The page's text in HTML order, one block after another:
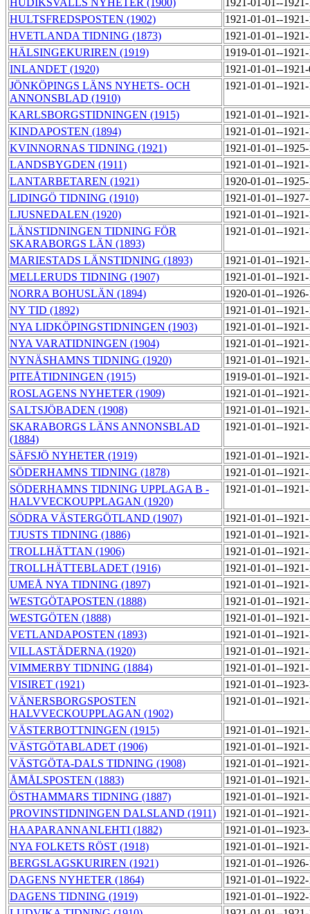
HUDIKSVALLS NYHETER (1900)
1921-01-01--
HULTSFREDSPOSTEN (1902)
1921-01-01--
HVETLANDA TIDNING (1873)
1921-01-01--
HÄLSINGEKURIREN (1919)
1919-01-01--
INLANDET (1920)
1921-01-01--
JÖNKÖPINGS LÄNS NYHETS- OCH
ANNONSBLAD (1910)
1921-01-01--
KARLSBORGSTIDNINGEN (1915)
1921-01-01--
KINDAPOSTEN (1894)
1921-01-01--
KVINNORNAS TIDNING (1921)
1921-01-01--
LANDSBYGDEN (1911)
1921-01-01--
LANTARBETAREN (1921)
1920-01-01--
LIDINGÖ TIDNING (1910)
1921-01-01--
LJUSNEDALEN (1920)
1921-01-01--
LÄNSTIDNINGEN TIDNING FÖR
SKARABORGS LÄN (1893)
1921-01-01--
MARIESTADS LÄNSTIDNING (1893)
1921-01-01--
MELLERUDS TIDNING (1907)
1921-01-01--
NORRA BOHUSLÄN (1894)
1920-01-01--
NY TID (1892)
1921-01-01--
NYA LIDKÖPINGSTIDNINGEN (1903)
1921-01-01--
NYA VARATIDNINGEN (1904)
1921-01-01--
NYNÄSHAMNS TIDNING (1920)
1921-01-01--
PITEÅTIDNINGEN (1915)
1919-01-01--
ROSLAGENS NYHETER (1909)
1921-01-01--
SALTSJÖBADEN (1908)
1921-01-01--
SKARABORGS LÄNS ANNONSBLAD
(1884)
1921-01-01--
SÄFSJÖ NYHETER (1919)
1921-01-01--
SÖDERHAMNS TIDNING (1878)
1921-01-01--
SÖDERHAMNS TIDNING UPPLAGA B -
HALVVECKOUPPLAGAN (1920)
1921-01-01--
SÖDRA VÄSTERGÖTLAND (1907)
1921-01-01--
TJUSTS TIDNING (1886)
1921-01-01--
TROLLHÄTTAN (1906)
1921-01-01--
TROLLHÄTTEBLADET (1916)
1921-01-01--
UMEÅ NYA TIDNING (1897)
1921-01-01--
WESTGÖTAPOSTEN (1888)
1921-01-01--
WESTGÖTEN (1888)
1921-01-01--
VETLANDAPOSTEN (1893)
1921-01-01--
VILLASTÄDERNA (1920)
1921-01-01--
VIMMERBY TIDNING (1884)
1921-01-01--
VISIRET (1921)
1921-01-01--
VÄNERSBORGSPOSTEN
HALVVECKOUPPLAGAN (1902)
1921-01-01--
VÄSTERBOTTNINGEN (1915)
1921-01-01--
VÄSTGÖTABLADET (1906)
1921-01-01--
VÄSTGÖTA-DALS TIDNING (1908)
1921-01-01--
ÅMÅLSPOSTEN (1883)
1921-01-01--
ÖSTHAMMARS TIDNING (1887)
1921-01-01--
PROVINSTIDNINGEN DALSLAND (1911)
1921-01-01--
HAAPARANNANLEHTI (1882)
1921-01-01--
NYA FOLKETS RÖST (1918)
1921-01-01--
BERGSLAGSKURIREN (1921)
1921-01-01--
DAGENS NYHETER (1864)
1921-01-01--
DAGENS TIDNING (1919)
1921-01-01--